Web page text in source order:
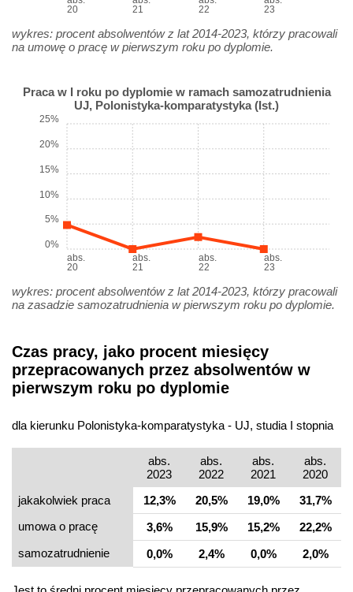
20
21
22
23
wykres: procent absolwentów z lat 2014-2023, którzy pracowali
na umowę o pracę w pierwszym roku po dyplomie.
Praca w I roku po dyplomie w ramach samozatrudnienia
UJ, Polonistyka-komparatystyka (Ist.)
abs.
20
abs.
21
abs.
22
abs.
23
0%
5%
10%
15%
20%
25%
wykres: procent absolwentów z lat 2014-2023, którzy pracowali
na zasadzie samozatrudnienia w pierwszym roku po dyplomie.
Czas pracy, jako procent miesięcy
przepracowanych przez absolwentów w
pierwszym roku po dyplomie
dla kierunku Polonistyka-komparatystyka - UJ, studia I stopnia
abs.
2023
abs.
2022
abs.
2021
abs.
2020
jakakolwiek praca
12,3% 20,5% 19,0%
31,7%
umowa o pracę
3,6% 15,9% 15,2%
22,2%
samo­zatrudnienie
0,0% 2,4% 0,0% 2,0%